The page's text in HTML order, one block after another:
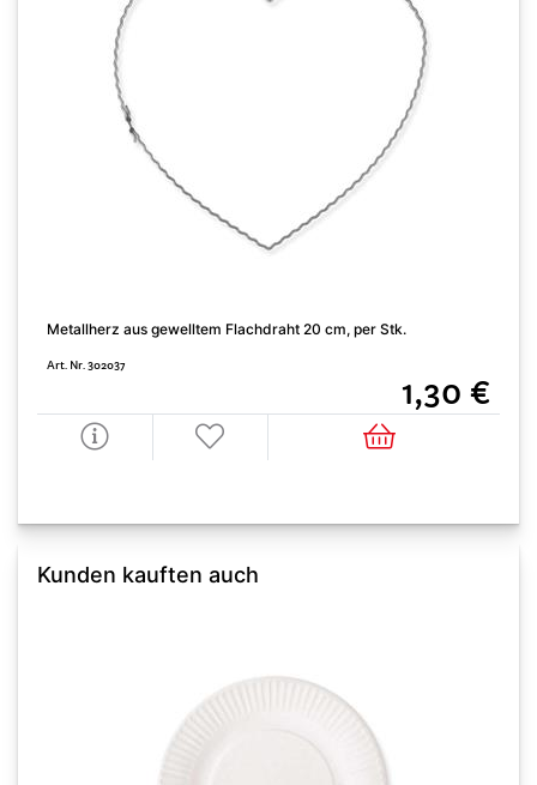
Metallherz aus gewelltem Flachdraht 20 cm, per Stk.
Art. Nr. 302037
1,30 €
Kunden kauften auch